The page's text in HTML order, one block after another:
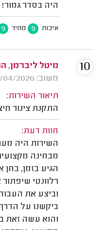
היה בסדר גמור!
איכות 9 מחיר 9
מיטל ליברמן,
משוב: 14/04/2026
תיאור השירות:
התקנת צינור
חוות דעת:
השירות היה
מבחינה
הגיע בזמן,
רלוונטי
וביצע את
ביקשנו על
והוא עשה זאת
10